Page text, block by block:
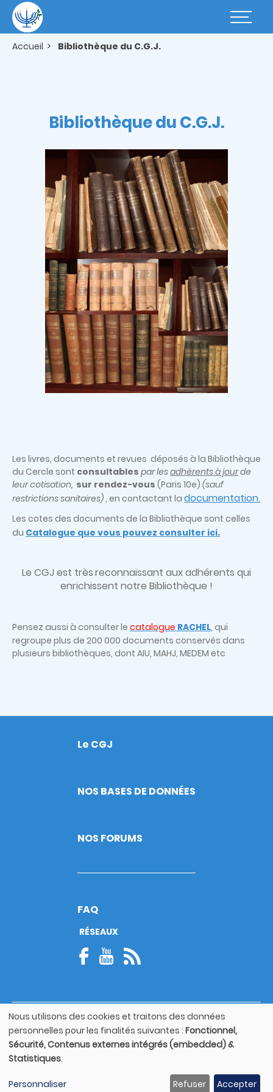
contenu
principal
Basculer
Accueil Bibliothèque du C.G.J.
Bibliothèque du C.G.J.
Les livres, documents et revues déposés à la Bibliothèque
du Cercle sont consultables par lesadhérents à jourde
leur cotisation, sur rendez-vous (Paris 10e) (sauf
restrictions sanitaires), en contactant la documentation.
Les cotes des documents de la Bibliothèque sont celles
du Catalogue que vous pouvez consulter ici.
Le CGJ est trèsreconnaissant aux adhérents qui
enrichissent notre Bibliothèque !
Pensez aussi à consulter le catalogue RACHEL, qui
regroupe plus de 200 000 documents conservés dans
plusieurs bibliothèques, dont AIU, MAHJ, MEDEM etc
Footer
Le CGJ
NOS BASES DE DONNÉES
NOS FORUMS
FAQ
RÉSEAUX
© Copyright 2026
Footer
bottom
Mentions légales
Utilisation
des
données
personnelles
et
Nous utilisons des cookies et traitons des données
personnelles pour les finalités suivantes : Fonctionnel,
Sécurité, Contenus externes intégrés (embedded) &
Statistiques.
Personnaliser Refuser Accepter